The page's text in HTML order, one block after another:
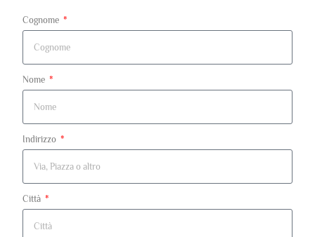
Cognome
Nome
Indirizzo
Città